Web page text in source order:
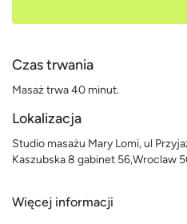
Czas trwania
Masaż trwa 40 minut.
Lokalizacja
Studio masażu Mary Lomi, ul
Kaszubska 8 gabinet 56,Wroclaw
Więcej informacji